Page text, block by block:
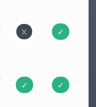
X ✓
✓ ✓